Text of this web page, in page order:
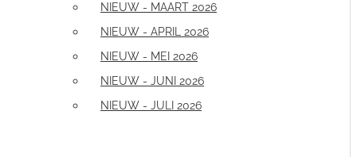
NIEUW - MAART 2026
NIEUW - APRIL 2026
NIEUW - MEI 2026
NIEUW - JUNI 2026
NIEUW - JULI 2026